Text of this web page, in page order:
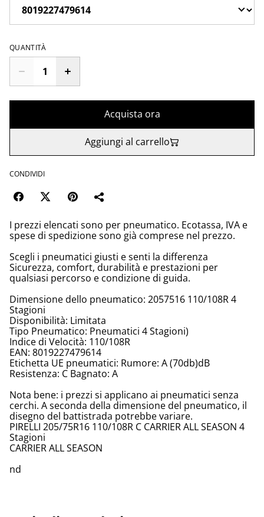
QUANTITÀ
Acquista ora
Aggiungi al carrello
CONDIVIDI
I prezzi elencati sono per pneumatico. Ecotassa, IVA e
spese di spedizione sono già comprese nel prezzo.
Scegli i pneumatici giusti e senti la differenza
Sicurezza, comfort, durabilità e prestazioni per
qualsiasi percorso e condizione di guida.
Dimensione dello pneumatico: 2057516 110/108R 4
Stagioni
Disponibilità: Limitata
Tipo Pneumatico: Pneumatici 4 Stagioni)
Indice di Velocità: 110/108R
EAN: 8019227479614
Etichetta UE pneumatici: Rumore: A (70db)dB
Resistenza: C Bagnato: A
Nota bene: i prezzi si applicano ai pneumatici senza
cerchi. A seconda della dimensione del pneumatico, il
disegno del battistrada potrebbe variare.
PIRELLI 205/75R16 110/108R C CARRIER ALL SEASON 4
Stagioni
CARRIER ALL SEASON
nd